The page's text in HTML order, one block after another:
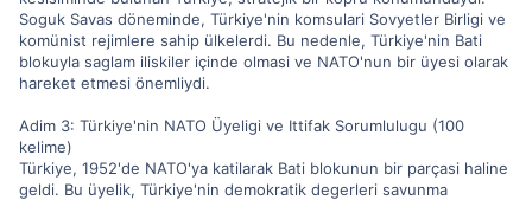
Soguk Savas döneminde, Türkiye'nin komsulari Sovyetler Birligi ve
komünist rejimlere sahip ülkelerdi. Bu nedenle, Türkiye'nin Bati
blokuyla saglam iliskiler içinde olmasi ve NATO'nun bir üyesi olarak
hareket etmesi önemliydi.
Adim 3: Türkiye'nin NATO Üyeligi ve Ittifak Sorumlulugu (100
kelime)
Türkiye, 1952'de NATO'ya katilarak Bati blokunun bir parçasi haline
geldi. Bu üyelik, Türkiye'nin demokratik degerleri savunma